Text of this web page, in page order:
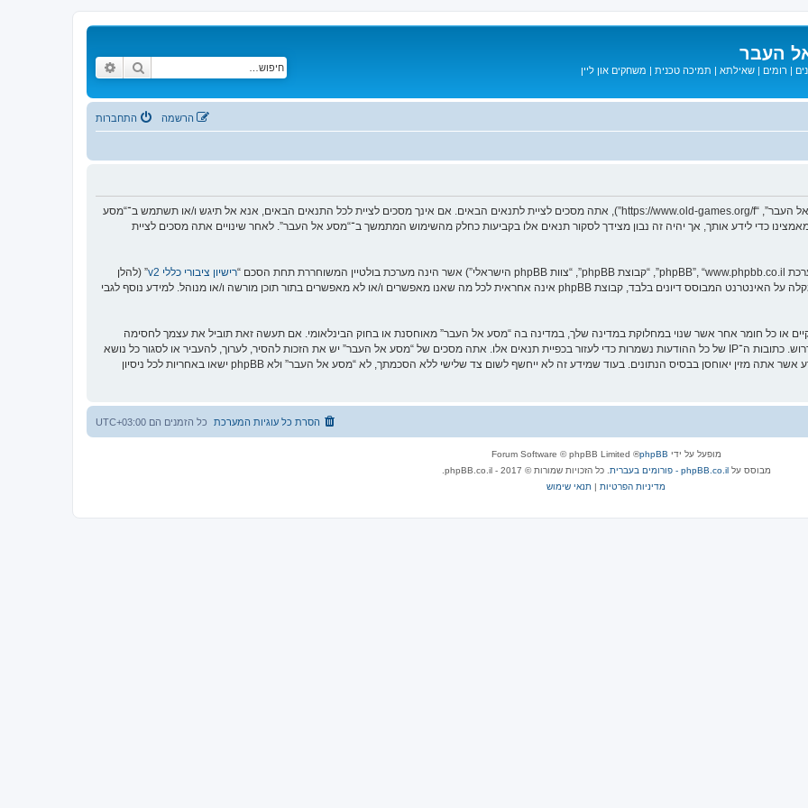
העבר
| רומים | שאילתא | תמיכה טכנית | משחקים און ליין חיפוש
התחברות הרשמה
בעת הגישה אל “מסע אל העבר” (להלן “אנחנו”, “אותנו”, “שלנו”, “מסע אל העבר”, “https://www.old-games.org/f”), אתה מסכים לציית לתנאים הבאים. אם אינך מסכים לציית לכל התנאים הבאים, אנא אל תיגש ו/או תשתמש ב־“מסע
מאמצינו כדי לידע אותך, אך יהיה זה נבון מצידך לסקור תנאים אלו בקביעות כחלק מהשימוש המתמשך ב־“מסע אל העבר”. לאחר שינויים אתה מסכים לציית
רישיון ציבורי כללי v2
” (להלן
. מערכת phpBB מקלה על האינטרנט המבוסס דיונים בלבד, קבוצת phpBB אינה אחראית לכל מה שאנו מאפשרים ו/או לא מאפשרים בתור תוכן מורשה ו/או מנוהל. למידע נוסף לגבי
או כל חומר אחר אשר שנוי במחלוקת במדינה שלך, במדינה בה “מסע אל העבר” מאוחסנת או בחוק הבינלאומי. אם תעשה זאת תוביל את עצמך לחסימה
מיידית ולצמיתות, עם הודעה לספק שירות האינטרנט אם זה יראה לנו דרוש. כתובות ה־IP של כל ההודעות נשמרות כדי לעזור בכפיית תנאים אלו. אתה מסכים של “מסע אל העבר” יש את הזכות להסיר, לערוך, להעביר או לסגור כל נושא
בכל זמן נתון הנראה לנו מתאים. בתור משתמש אתה מסכים שכל המידע אשר אתה מזין יאוחסן בבסיס הנתונים. בעוד שמידע זה לא ייחשף לשום צד שלישי ללא הסכמתך, לא “מסע אל העבר” ולא phpBB ישאו באחריות לכל ניסיון
כל הזמנים הם UTC+03:00 הסרת כל עוגיות המערכת
מופעל על ידי phpBB
® Forum Software © phpBB Limited
מבוסס עלphpBB.co.il - פורומים בעברית
. כל הזכויות שמורות © 2017 - phpBB.co.il.
מדיניות הפרטיות | תנאי שימוש